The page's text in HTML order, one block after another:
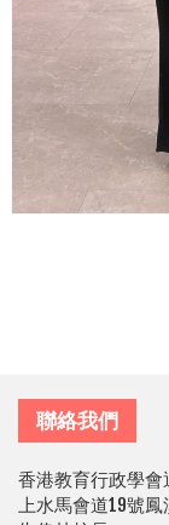
聯絡我們
香港教育行政學會
上水馬會道19號